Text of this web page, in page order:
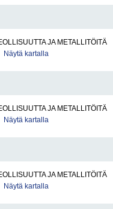
JA METALLITÖITÄ
Näytä kartalla
JA METALLITÖITÄ
Näytä kartalla
JA METALLITÖITÄ
Näytä kartalla